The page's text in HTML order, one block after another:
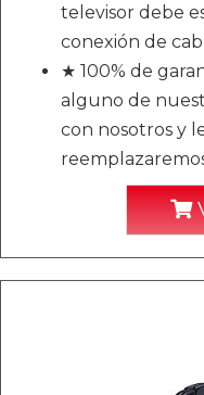
televisor debe
conexión de
★ 100% de
alguno de
con nosotros y